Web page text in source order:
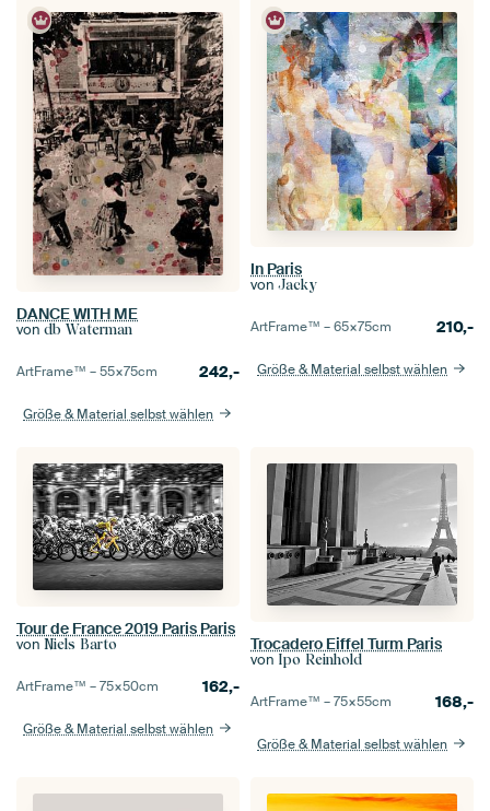
DANCE WITH ME
von db Waterman
ArtFrame™ –55×75cm 242,-
Größe & Material selbst wählen
In Paris
von Jacky
ArtFrame™ –65×75cm 210,-
Größe & Material selbst wählen
Tour de France 2019 Paris Paris
von Niels Barto
ArtFrame™ –75×50cm 162,-
Größe & Material selbst wählen
Trocadero Eiffel Turm Paris
von Ipo Reinhold
ArtFrame™ –75×55cm 168,-
Größe & Material selbst wählen